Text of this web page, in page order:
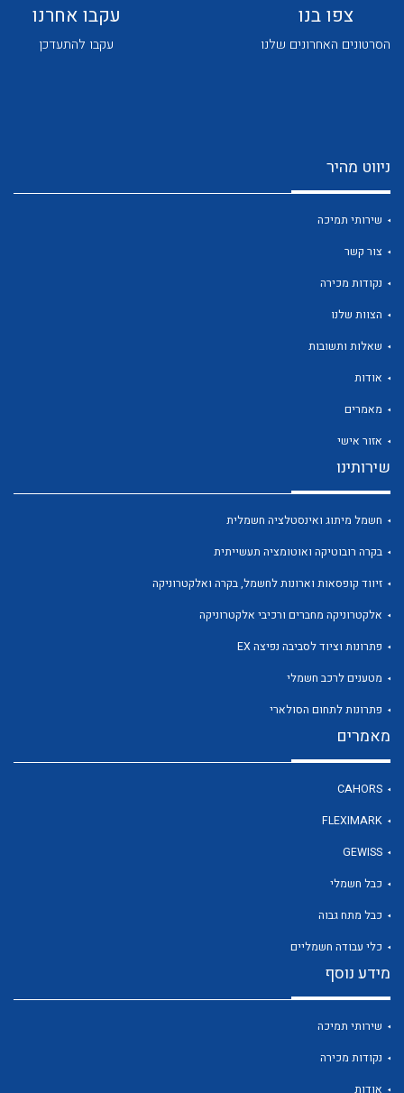
לכל מוצרי היצרן לכל מוצרי היצרן
לכל מוצרי היצרן
לכל מוצרי היצרן
צפו בנו
הסרטונים האחרונים שלנו
עקבו אחרנו
עקבו להתעדכן
ניווט מהיר
שירותי תמיכה
צור קשר
נקודות מכירה
הצוות שלנו
שאלות ותשובות
אודות
מאמרים
אזור אישי
שירותינו
חשמל מיתוג ואינסטלציה חשמלית
בקרה רובוטיקה ואוטומציה תעשייתית
זיווד קופסאות וארונות לחשמל, בקרה ואלקטרוניקה
אלקטרוניקה מחברים ורכיבי אלקטרוניקה
פתרונות וציוד לסביבה נפיצה EX
מטענים לרכב חשמלי
פתרונות לתחום הסולארי
מאמרים
CAHORS
FLEXIMARK
GEWISS
כבל חשמלי
כבל מתח גבוה
כלי עבודה חשמליים
מידע נוסף
שירותי תמיכה
נקודות מכירה
אודות